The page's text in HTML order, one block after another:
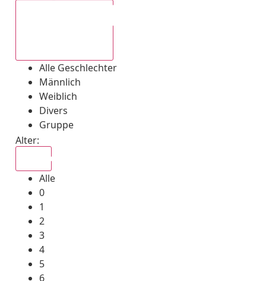
Alle Geschlechter
Männlich
Weiblich
Divers
Gruppe
Alter:
Alle
0
1
2
3
4
5
6